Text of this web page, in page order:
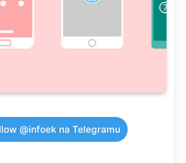
@infoek na Telegramu